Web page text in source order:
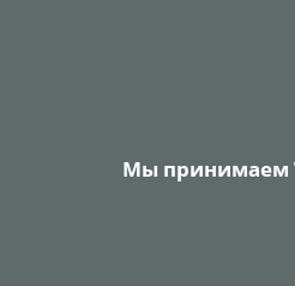
Мы принимаем